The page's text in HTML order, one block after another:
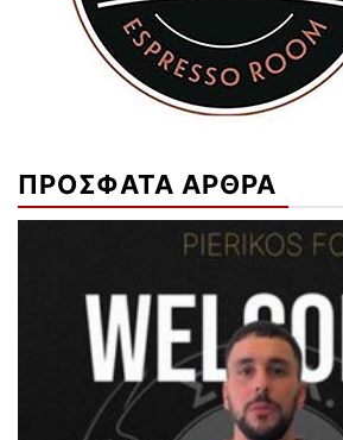
ΠΡΟΣΦΑΤΑ ΑΡΘΡΑ